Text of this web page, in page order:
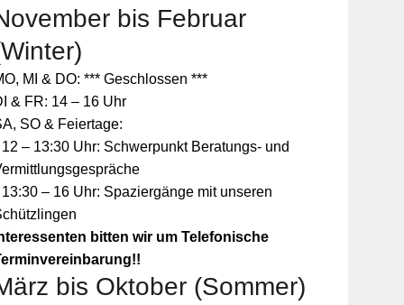
bis Februar
MI & DO: *** Geschlossen ***
& FR: 14 – 16 Uhr
SO & Feiertage:
12 – 13:30 Uhr: Schwerpunkt Beratungs- und
13:30 – 16 Uhr: Spaziergänge mit unseren
bitten wir um Telefonische
bis Oktober (Sommer)
Zum